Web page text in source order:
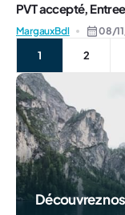
PVT accepté,
MargauxBdl 08/
1 2
Découvrez